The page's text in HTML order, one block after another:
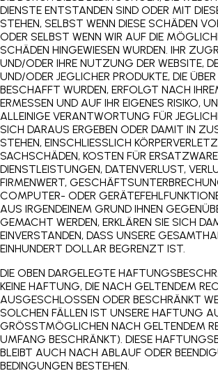
DIENSTE ENTSTANDEN SIND ODER MIT
STEHEN, SELBST WENN DIESE SCHÄDEN
ODER SELBST WENN WIR AUF DIE
SCHÄDEN HINGEWIESEN WURDEN. IHR
UND/ODER IHRE NUTZUNG DER WEBSITE,
UND/ODER JEGLICHER PRODUKTE, DIE
BESCHAFFT WURDEN, ERFOLGT NACH
ERMESSEN UND AUF IHR EIGENES RISIKO,
ALLEINIGE VERANTWORTUNG FÜR
SICH DARAUS ERGEBEN ODER DAMIT IN
STEHEN, EINSCHLIESSLICH
SACHSCHÄDEN, KOSTEN FÜR
DIENSTLEISTUNGEN, DATENVERLUST,
FIRMENWERT,
COMPUTER- ODER
AUS IRGENDEINEM GRUND IHNEN
GEMACHT WERDEN, ERKLÄREN SIE SICH
EINVERSTANDEN, DASS UNSERE
EINHUNDERT DOLLAR BEGRENZT IST.
DIE OBEN DARGELEGTE
KEINE HAFTUNG, DIE NACH GELTENDEM
AUSGESCHLOSSEN ODER BESCHRÄNKT
SOLCHEN FÄLLEN IST UNSERE HAFTUNG
GRÖSSTMÖGLICHEN NACH GELTENDEM
UMFANG BESCHRÄNKT). DIESE
BLEIBT AUCH NACH ABLAUF ODER
BEDINGUNGEN BESTEHEN.